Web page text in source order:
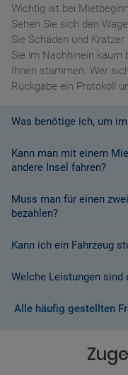
Wichtig ist bei
Sehen Sie sich den
Sie Schäden und
Sie im Nachhinein kaum
Ihnen stammen. Wer
Rückgabe ein Protokoll
Was benötige ich, um
Mit einem europäischen
Fahrzeug zu mieten. In
Kann man mit einem
andere Insel fahren?
Die meisten
Versicherungsschutzes
Informationen finden Sie
Muss man für einen
bezahlen?
Ja. Für jeden
Sonderangebot
Kann ich ein Fahrzeug
Derzeit ist der
Welche Leistungen
Normalerweise werden
(Normalerweise mit SB)
Alle häufig gestellten